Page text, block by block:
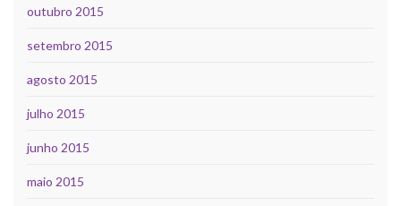
outubro 2015
setembro 2015
agosto 2015
julho 2015
junho 2015
maio 2015